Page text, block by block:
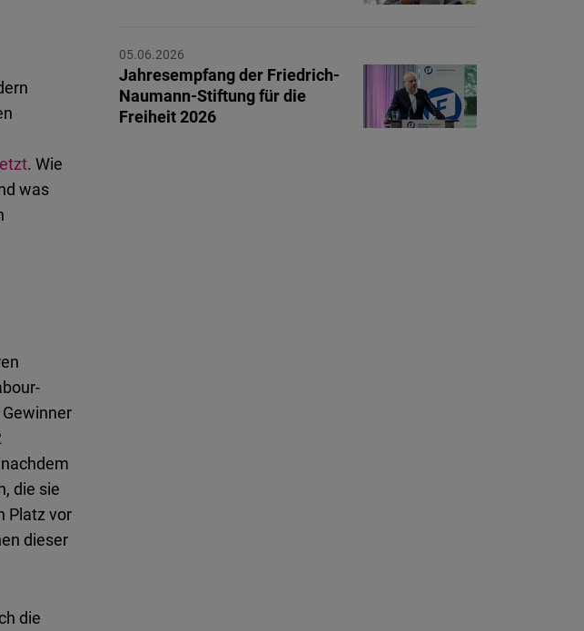
. Wie
was
die sie
Platz vor
dieser
die
05.06.2026
Jahresempfang der Friedrich-
Naumann-Stiftung für die
Freiheit 2026
Newsletter2go
Podigee
Embed